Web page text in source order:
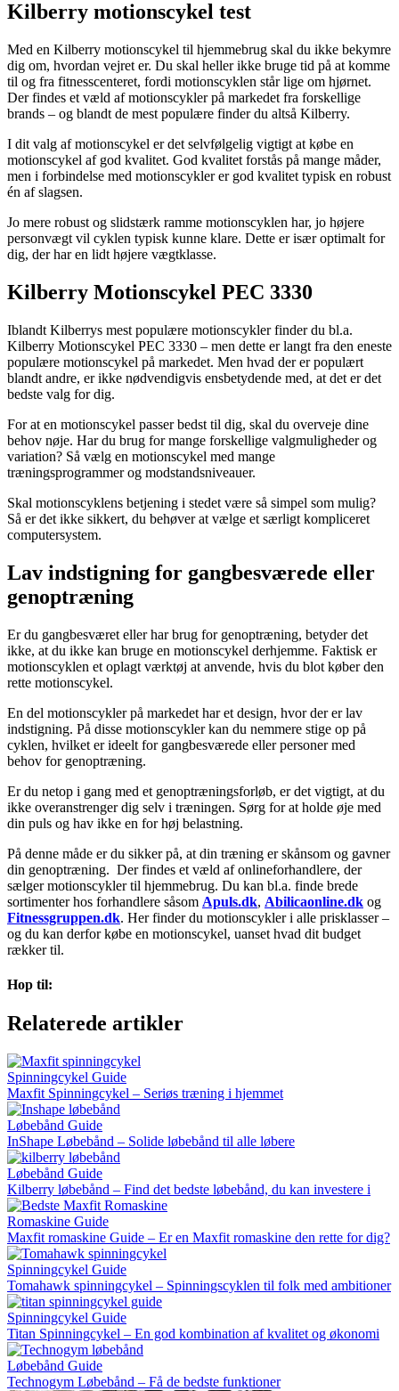
Kilberry motionscykel test
Med en Kilberry motionscykel til hjemmebrug skal du ikke bekymre
dig om, hvordan vejret er. Du skal heller ikke bruge tid på at komme
til og fra fitnesscenteret, fordi motionscyklen står lige om hjørnet.
Der findes et væld af motionscykler på markedet fra forskellige
brands – og blandt de mest populære finder du altså Kilberry.
I dit valg af motionscykel er det selvfølgelig vigtigt at købe en
motionscykel af god kvalitet. God kvalitet forstås på mange måder,
men i forbindelse med motionscykler er god kvalitet typisk en robust
én af slagsen.
Jo mere robust og slidstærk ramme motionscyklen har, jo højere
personvægt vil cyklen typisk kunne klare. Dette er især optimalt for
dig, der har en lidt højere vægtklasse.
Kilberry Motionscykel PEC 3330
Iblandt Kilberrys mest populære motionscykler finder du bl.a.
Kilberry Motionscykel PEC 3330 – men dette er langt fra den eneste
populære motionscykel på markedet. Men hvad der er populært
blandt andre, er ikke nødvendigvis ensbetydende med, at det er det
bedste valg for dig.
For at en motionscykel passer bedst til dig, skal du overveje dine
behov nøje. Har du brug for mange forskellige valgmuligheder og
variation? Så vælg en motionscykel med mange
træningsprogrammer og modstandsniveauer.
Skal motionscyklens betjening i stedet være så simpel som mulig?
Så er det ikke sikkert, du behøver at vælge et særligt kompliceret
computersystem.
Lav indstigning for gangbesværede eller
genoptræning
Er du gangbesværet eller har brug for genoptræning, betyder det
ikke, at du ikke kan bruge en motionscykel derhjemme. Faktisk er
motionscyklen et oplagt værktøj at anvende, hvis du blot køber den
rette motionscykel.
En del motionscykler på markedet har et design, hvor der er lav
indstigning. På disse motionscykler kan du nemmere stige op på
cyklen, hvilket er ideelt for gangbesværede eller personer med
behov for genoptræning.
Er du netop i gang med et genoptræningsforløb, er det vigtigt, at du
ikke overanstrenger dig selv i træningen. Sørg for at holde øje med
din puls og hav ikke en for høj belastning.
På denne måde er du sikker på, at din træning er skånsom og gavner
din genoptræning. Der findes et væld af onlineforhandlere, der
sælger motionscykler til hjemmebrug. Du kan bl.a. finde brede
sortimenter hos forhandlere såsom Apuls.dk, Abilicaonline.dk og
Fitnessgruppen.dk. Her finder du motionscykler i alle prisklasser –
og du kan derfor købe en motionscykel, uanset hvad dit budget
rækker til.
Hop til:
Relaterede artikler
Spinningcykel Guide
Maxfit Spinningcykel – Seriøs træning i hjemmet
Løbebånd Guide
InShape Løbebånd – Solide løbebånd til alle løbere
Løbebånd Guide
Kilberry løbebånd – Find det bedste løbebånd, du kan investere i
Romaskine Guide
Maxfit romaskine Guide – Er en Maxfit romaskine den rette for dig?
Spinningcykel Guide
Tomahawk spinningcykel – Spinningscyklen til folk med ambitioner
Spinningcykel Guide
Titan Spinningcykel – En god kombination af kvalitet og økonomi
Løbebånd Guide
Technogym Løbebånd – Få de bedste funktioner